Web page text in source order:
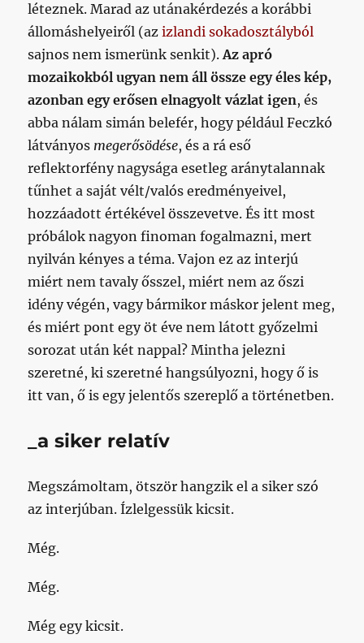
léteznek. Marad az utánakérdezés a korábbi
állomáshelyeiről (azizlandi sokadosztályból
sajnos nem ismerünk senkit).Az apró
mozaikokból ugyan nem áll össze egy éles kép,
azonban egy erősen elnagyolt vázlat igen, és
abba nálam simán belefér, hogy például Feczkó
látványos megerősödése, és a rá eső
reflektorfény nagysága esetleg aránytalannak
tűnhet a saját vélt/valós eredményeivel,
hozzáadott értékével összevetve. És itt most
próbálok nagyon finoman fogalmazni, mert
nyilván kényes a téma. Vajon ez az interjú
miért nem tavaly ősszel, miért nem az őszi
idény végén, vagy bármikor máskor jelent meg,
és miért pont egy öt éve nem látott győzelmi
sorozat után két nappal? Mintha jelezni
szeretné, ki szeretné hangsúlyozni, hogy ő is
itt van, ő is egy jelentős szereplő a történetben.
_a siker relatív
Megszámoltam, ötször hangzik el a siker szó
az interjúban. Ízlelgessük kicsit.
Még.
Még.
Még egy kicsit.